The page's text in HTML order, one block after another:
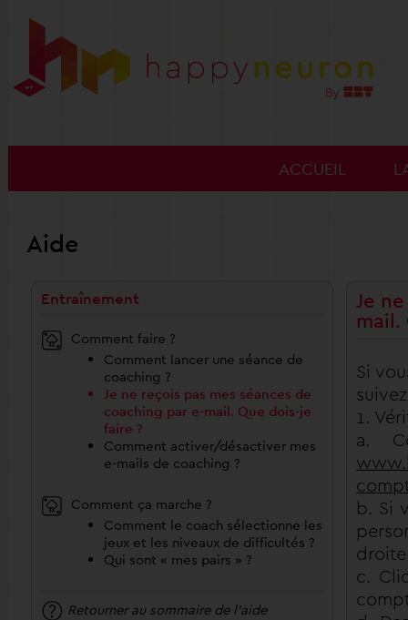
ACCUEIL
Aide
Entraînement
Comment faire ?
Comment lancer une séance de
coaching ?
Je ne reçois pas mes séances de
coaching par e-mail. Que dois-je
faire ?
Comment activer/désactiver mes
e-mails de coaching ?
Comment ça marche ?
Comment le coach sélectionne les
jeux et les niveaux de difficultés ?
Qui sont « mes pairs » ?
Retourner au sommaire de l'aide
Je
mail.
Si
1.
a.
b. Si
c.